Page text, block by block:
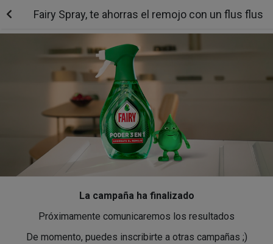
Fairy Spray, te ahorras el remojo con un flus flus
La campaña ha finalizado
Próximamente comunicaremos los resultados
De momento, puedes inscribirte a otras campañas ;)